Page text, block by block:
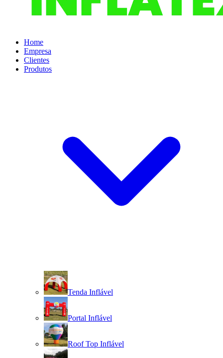
Home
Empresa
Clientes
Produtos
Tenda Inflável
Portal Inflável
Roof Top Inflável